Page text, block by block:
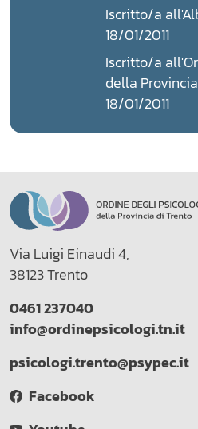
Iscritto/a
18/01/2011
Iscritto/a
della
18/01/2011
Via Luigi Einaudi 4,
38123 Trento
0461 237040
info@ordinepsicologi.tn.it
psicologi.trento@psypec.it
Facebook